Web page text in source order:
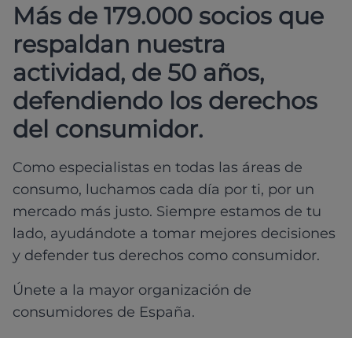
Más de 179.000 socios que
respaldan nuestra
actividad, de 50 años,
defendiendo los derechos
del consumidor.
Como especialistas en todas las áreas de
consumo, luchamos cada día por ti, por un
mercado más justo. Siempre estamos de tu
lado, ayudándote a tomar mejores decisiones
y defender tus derechos como consumidor.
Únete a la mayor organización de
consumidores de España.